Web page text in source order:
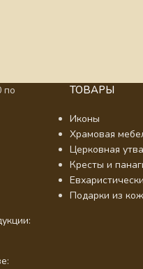
по
ТОВАРЫ
Иконы
Храмовая
Церковная
Кресты и
Подарки из